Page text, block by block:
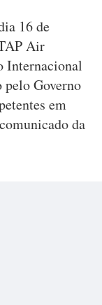
16 de
Air
Internacional
Governo
em
da